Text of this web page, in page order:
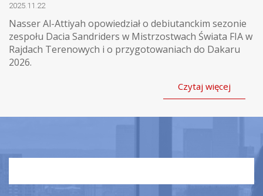
2025.11.22
Nasser Al-Attiyah opowiedział o debiutanckim sezonie
zespołu Dacia Sandriders w Mistrzostwach Świata FIA w
Rajdach Terenowych i o przygotowaniach do Dakaru
2026.
Czytaj więcej